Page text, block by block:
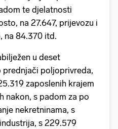
te djelatnosti
na 27.647, prijevozu i
na 84.370 itd.
u deset
poljoprivreda,
zaposlenih krajem
nakon, s padom za po
nekretninama, s
s 229.579